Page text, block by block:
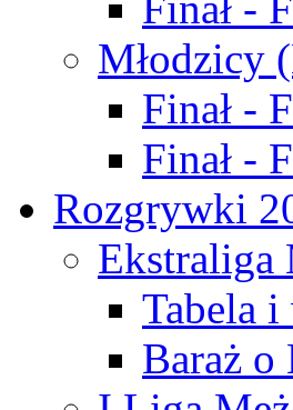
Młodzicy
Finał -
Finał -
Rozgrywki
Ekstraliga
Tabela
Baraż o